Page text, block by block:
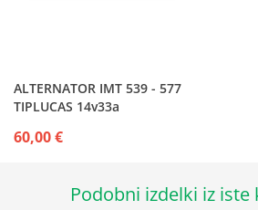
ALTERNATOR IMT 539 - 577
TIPLUCAS 14v33a
60,00 €
Podobni izdelki iz iste